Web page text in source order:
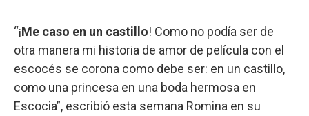
“¡Me caso en un castillo! Como no podía ser de
otra manera mi historia de amor de película con el
escocés se corona como debe ser: en un castillo,
como una princesa en una boda hermosa en
Escocia”, escribió esta semana Romina en su